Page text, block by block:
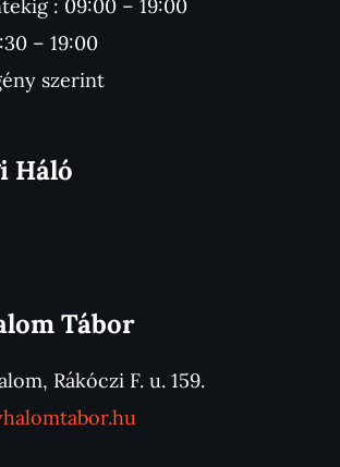
: 09:00 – 19:00
– 19:00
szerint
Háló
Tábor
Rákóczi F. u. 159.